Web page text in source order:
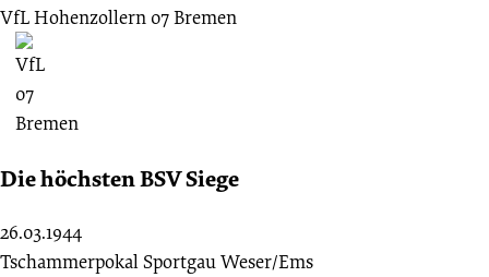
VfL Hohenzollern 07 Bremen
Die höchsten BSV Siege
26.03.1944
Tschammerpokal Sportgau Weser/Ems